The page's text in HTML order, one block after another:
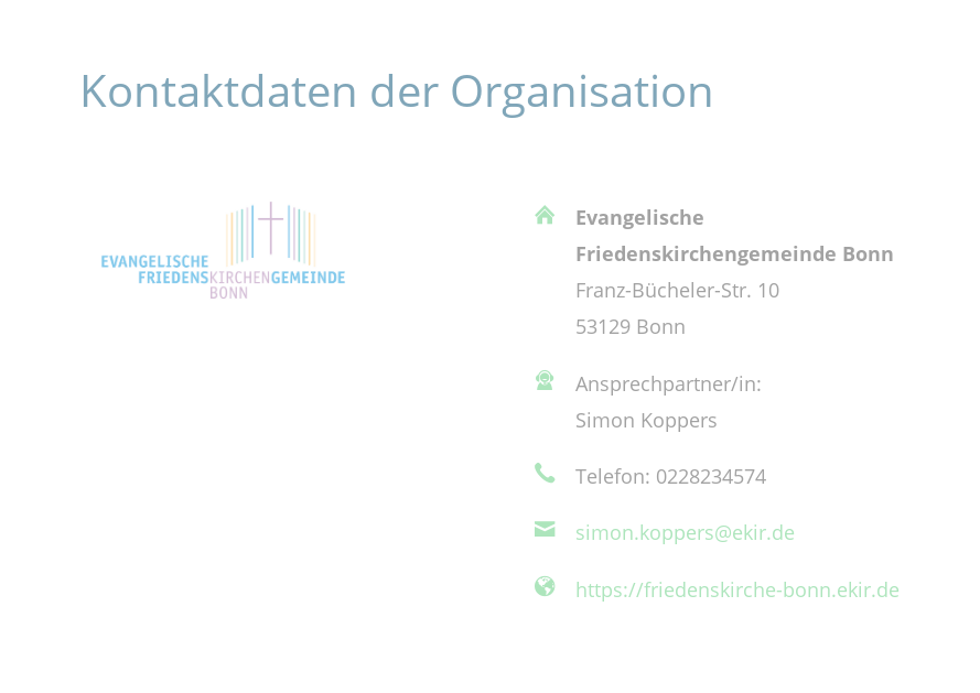
Kontaktdaten der Organisation
Evangelische
Friedenskirchengemeinde Bonn
Franz-Bücheler-Str. 10
53129 Bonn
Ansprechpartner/in:
Simon Koppers
Telefon: 0228234574
simon.koppers@ekir.de
https://friedenskirche-bonn.ekir.de